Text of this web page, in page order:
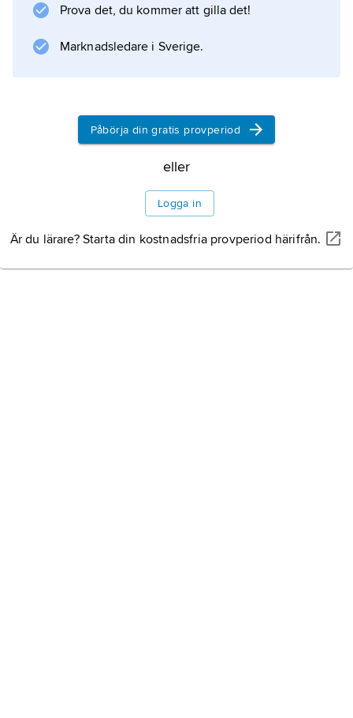
hanteras maskinellt. Balarna kvarlämnas ofta
på fältet för att tillvaratas sedan skörden
avslutats.
Information om artikeln
Prova det, du kommer att gilla det!
Marknadsledare i Sverige.
Påbörja din gratis provperiod
eller
Logga in
Är du lärare? Starta din kostnadsfria provperiod härifrån.